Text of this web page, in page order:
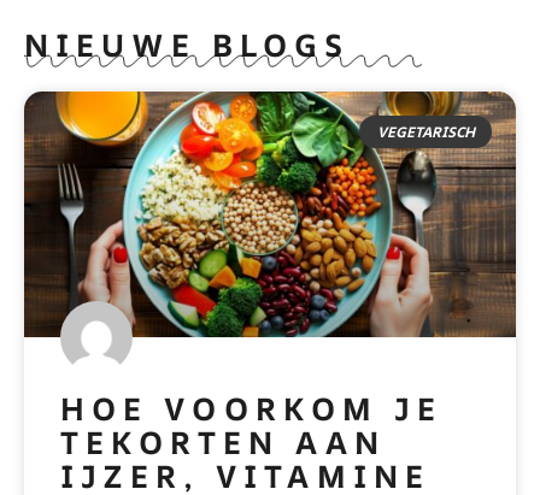
NIEUWE BLOGS
VEGETARISCH
HOE VOORKOM JE
TEKORTEN AAN
IJZER, VITAMINE